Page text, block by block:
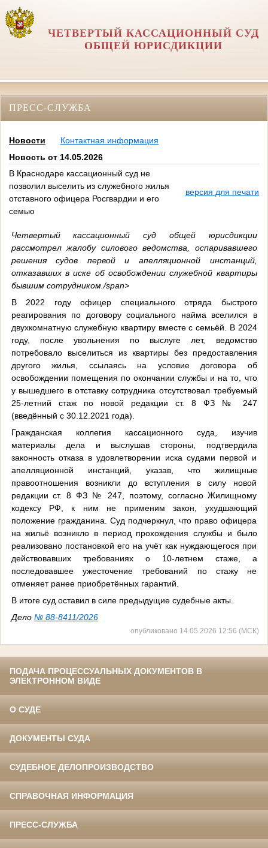
ЧЕТВЕРТЫЙ КАССАЦИОННЫЙ СУД
ОБЩЕЙ ЮРИСДИКЦИИ
ПРЕСС-СЛУЖБА
Новости
Контактная информация
Новость от 14.05.2026
В Краснодаре кассационный суд не
позволил выселить из служебного жилья
отставного офицера Росгвардии и его
семью
версия для печати
Четвертый кассационный суд общей юрисдикции
рассмотрел жалобу силового ведомства, оспаривавшего
решения судов первой и апелляционной инстанций,
отказавших в иске об освобождении служебной квартиры
бывшим сотрудником./span>
В 2022 году офицер специального отряда быстрого
реагирования по договору социального найма вселился в
двухкомнатную служебную квартиру вместе с семьёй. В 2024
году, после увольнения по выслуге лет, ведомство
потребовало выселиться из квартиры без предоставления
другого жилья, ссылаясь на условие договора об
освобождении помещения по окончании службы и на то, что
у вышедшего в отставку сотрудника отсутствовал требуемый
25-летний стаж по новой редакции ст. 8 ФЗ № 247
(введённый с 30.12.2021 года).
Гражданская коллегия кассационного суда, изучив
материалы дела и выслушав стороны, подтвердила
законность отказа в удовлетворении иска судами первой и
апелляционной инстанций, указав, что жилищные
правоотношения возникли до вступления в силу новой
редакции ст. 8 ФЗ № 247, поэтому, согласно Жилищному
кодексу РФ, к ним не применим закон, ухудшающий
положение гражданина. Суд подчеркнул, что право офицера
на жильё возникло в период прохождения службы и было
реализовано постановкой его на учёт как нуждающегося при
действовавших требованиях о 10‑летнем стаже, а
последовавшее ужесточение требований по стажу не
отменяет ранее приобретённых гарантий.
В итоге суд оставил в силе предыдущие судебные акты.
Дело № 88-8411/2026
опубликовано 14.05.2026 12:56 (МСК)
ПОДАЧА ПРОЦЕССУАЛЬНЫХ ДОКУМЕНТОВ В
ЭЛЕКТРОННОМ ВИДЕ
О СУДЕ
ДОКУМЕНТЫ СУДА
СУДЕБНОЕ ДЕЛОПРОИЗВОДСТВО
СПРАВОЧНАЯ ИНФОРМАЦИЯ
ПРЕСС-СЛУЖБА